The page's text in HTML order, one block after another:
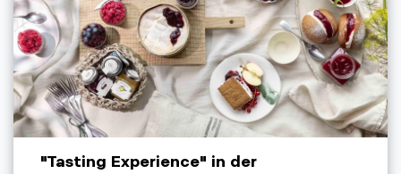
"Tasting Experience" in der